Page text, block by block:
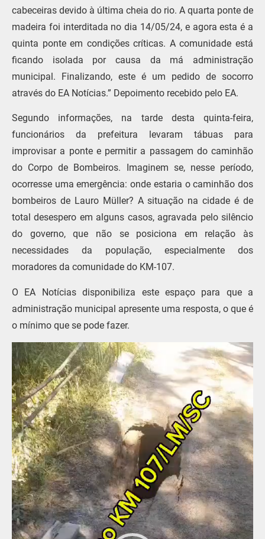
cabeceiras devido à última cheia do rio. A quarta ponte de
madeira foi interditada no dia 14/05/24, e agora esta é a
quinta ponte em condições críticas. A comunidade está
ficando isolada por causa da má administração
municipal. Finalizando, este é um pedido de socorro
através do EA Notícias.” Depoimento recebido pelo EA.
Segundo informações, na tarde desta quinta-feira,
funcionários da prefeitura levaram tábuas para
improvisar a ponte e permitir a passagem do caminhão
do Corpo de Bombeiros. Imaginem se, nesse período,
ocorresse uma emergência: onde estaria o caminhão dos
bombeiros de Lauro Müller? A situação na cidade é de
total desespero em alguns casos, agravada pelo silêncio
do governo, que não se posiciona em relação às
necessidades da população, especialmente dos
moradores da comunidade do KM-107.
O EA Notícias disponibiliza este espaço para que a
administração municipal apresente uma resposta, o que é
o mínimo que se pode fazer.
Tocador
de
vídeo